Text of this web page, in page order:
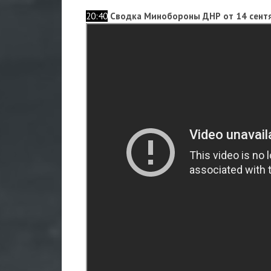
20:40 Сводка Минобороны ДНР от 14